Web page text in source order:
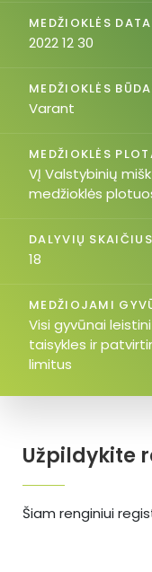
Užpildykite
Šiam renginiui
MEDŽIOKLĖS DATA
2022 12 30
MEDŽIOKLĖS
Varant
MEDŽIOKLĖS
VĮ Valstybinių
medžioklės
DALYVIŲ SKAIČIUS
18
MEDŽIOJAMI
Visi gyvūnai
taisykles ir
limitus